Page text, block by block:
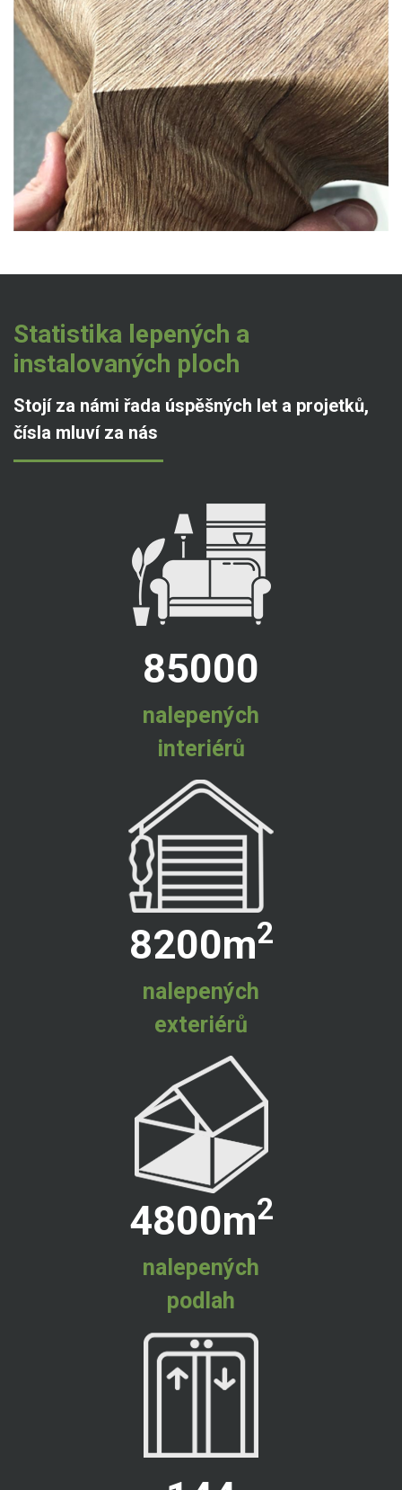
Statistika lepených a
instalovaných ploch
Stojí za námi řada úspěšných let a projetků,
čísla mluví za nás
85000
nalepených
interiérů
8200m2
nalepených
exteriérů
4800m2
nalepených
podlah